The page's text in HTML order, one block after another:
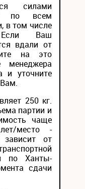
силами
по всем
в том числе
Если Ваш
вдали от
на это
менеджера
и уточните
250 кг.
партии и
чаще
место -
от
по Ханты-
сдачи